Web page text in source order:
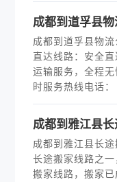
成都到道孚县
成都到道孚县物
直达线路：安全
运输服务，全程
时服务热线电话
成都到雅江县
成都到雅江县长
长途搬家线路之
搬家线路，搬家